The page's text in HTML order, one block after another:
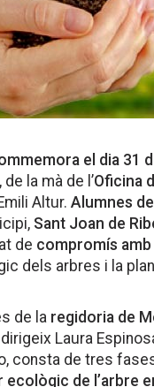
el dia 31
la mà de l’Oficina
Altur. Alumnes
Sant Joan de
de compromís
dels arbres i la
de la regidoria de
Laura
consta de tres
ecològic de l’arbre